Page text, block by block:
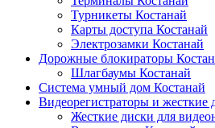
Турникеты Костанай
Карты доступа Костанай
Электрозамки Костанай
Дорожные блокираторы
Шлагбаумы Костанай
Система умный дом Костанай
Видеорегистраторы и жесткие
Жесткие диски для